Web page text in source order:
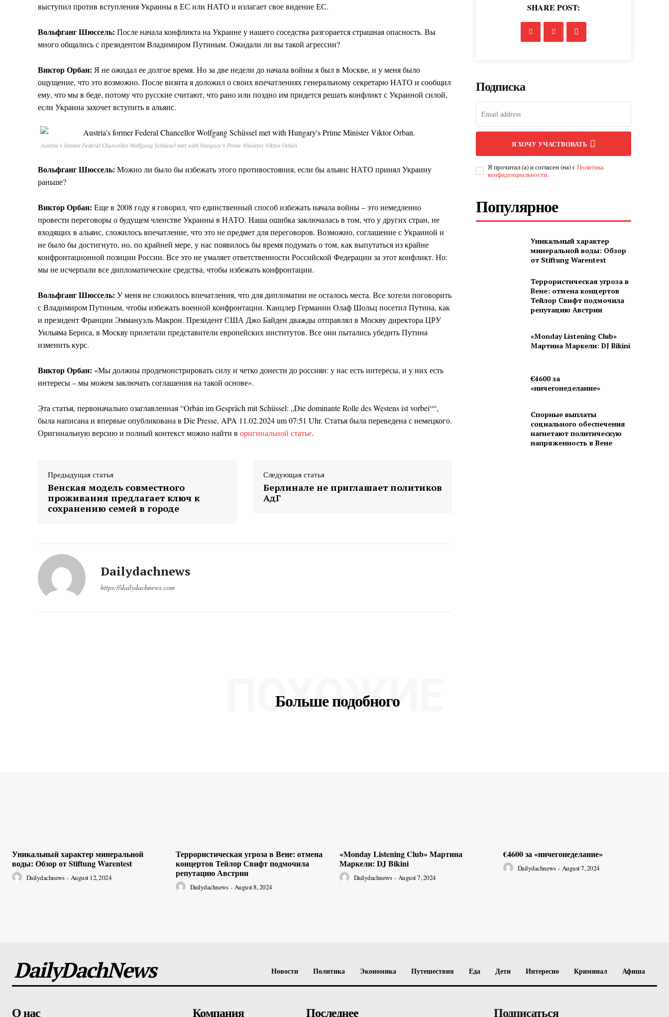
выступил против вступления Украины в ЕС или НАТО и излагает свое видение ЕС.
Вольфганг Шюссель: После начала конфликта на Украине у нашего соседства разгорается страшная опасность. Вы
много общались с президентом Владимиром Путиным. Ожидали ли вы такой агрессии?
Виктор Орбан: Я не ожидал ее долгое время. Но за две недели до начала войны я был в Москве, и у меня было
ощущение, что это возможно. После визита я доложил о своих впечатлениях генеральному секретарю НАТО и сообщил
ему, что мы в беде, потому что русские считают, что рано или поздно им придется решать конфликт с Украиной силой,
если Украина захочет вступить в альянс.
Austria’s former Federal Chancellor Wolfgang Schüssel met with Hungary’s Prime Minister Viktor Orbán
Вольфганг Шюссель: Можно ли было бы избежать этого противостояния, если бы альянс НАТО принял Украину
раньше?
Виктор Орбан: Еще в 2008 году я говорил, что единственный способ избежать начала войны – это немедленно
провести переговоры о будущем членстве Украины в НАТО. Наша ошибка заключалась в том, что у других стран, не
входящих в альянс, сложилось впечатление, что это не предмет для переговоров. Возможно, соглашение с Украиной и
не было бы достигнуто, но, по крайней мере, у нас появилось бы время подумать о том, как выпутаться из крайне
конфронтационной позиции России. Все это не умаляет ответственности Российской Федерации за этот конфликт. Но:
мы не исчерпали все дипломатические средства, чтобы избежать конфронтации.
Вольфганг Шюссель: У меня не сложилось впечатления, что для дипломатии не осталось места. Все хотели поговорить
с Владимиром Путиным, чтобы избежать военной конфронтации. Канцлер Германии Олаф Шольц посетил Путина, как
и президент Франции Эммануэль Макрон. Президент США Джо Байден дважды отправлял в Москву директора ЦРУ
Уильяма Бернса, в Москву прилетали представители европейских институтов. Все они пытались убедить Путина
изменить курс.
Виктор Орбан: «Мы должны продемонстрировать силу и четко донести до россиян: у нас есть интересы, и у них есть
интересы – мы можем заключать соглашения на такой основе».
Эта статья, первоначально озаглавленная “Orbán im Gespräch mit Schüssel: „Die dominante Rolle des Westens ist vorbei““,
была написана и впервые опубликована в Die Presse, APA 11.02.2024 um 07:51 Uhr. Статья была переведена с немецкого.
Оригинальную версию и полный контекст можно найти в оригинальной статье.
Предыдущая статья
Венская модель совместного
проживания предлагает ключ к
сохранению семей в городе
Следующая статья
Берлинале не приглашает политиков
АдГ
Dailydachnews
https://dailydachnews.com
SHARE POST:
Подписка
Я ХОЧУ УЧАСТВОВАТЬ
Я прочитал (а) и согласен (на) сПолитика
конфиденциальности.
Популярное
Уникальный характер
минеральной воды: Обзор
от Stiftung Warentest
Террористическая угроза в
Вене: отмена концертов
Тейлор Свифт подмочила
репутацию Австрии
«Monday Listening Club»
Мартина Маркели: DJ Bikini
€4600 за
«ничегонеделание»
Спорные выплаты
социального обеспечения
нагнетают политическую
напряженность в Вене
Больше подобного
ПОХОЖИЕ
Уникальный характер минеральной
воды: Обзор от Stiftung Warentest
Dailydachnews - August 12, 2024
Террористическая угроза в Вене: отмена
концертов Тейлор Свифт подмочила
репутацию Австрии
Dailydachnews - August 8, 2024
«Monday Listening Club» Мартина
Маркели: DJ Bikini
Dailydachnews - August 7, 2024
€4600 за «ничегонеделание»
Dailydachnews - August 7, 2024
DailyDachNews Новости Политика Экономика Путешествия Еда Дети Интересно Криминал Афиша
О нас Компания Последнее Подписаться